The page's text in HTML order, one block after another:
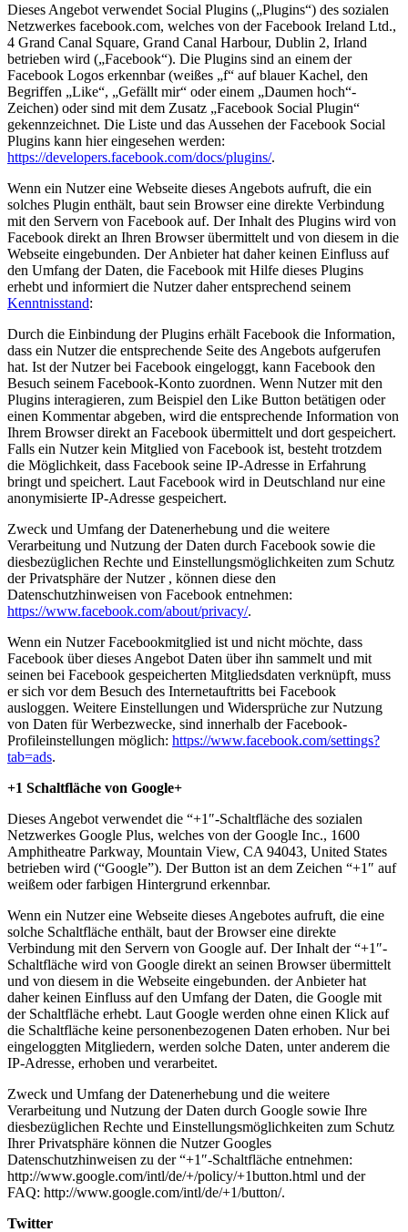
Dieses Angebot verwendet Social Plugins („Plugins“) des sozialen
Netzwerkes facebook.com, welches von der Facebook Ireland Ltd.,
4 Grand Canal Square, Grand Canal Harbour, Dublin 2, Irland
betrieben wird („Facebook“). Die Plugins sind an einem der
Facebook Logos erkennbar (weißes „f“ auf blauer Kachel, den
Begriffen „Like“, „Gefällt mir“ oder einem „Daumen hoch“-
Zeichen) oder sind mit dem Zusatz „Facebook Social Plugin“
gekennzeichnet. Die Liste und das Aussehen der Facebook Social
Plugins kann hier eingesehen werden:
https://developers.facebook.com/docs/plugins/.
Wenn ein Nutzer eine Webseite dieses Angebots aufruft, die ein
solches Plugin enthält, baut sein Browser eine direkte Verbindung
mit den Servern von Facebook auf. Der Inhalt des Plugins wird von
Facebook direkt an Ihren Browser übermittelt und von diesem in die
Webseite eingebunden. Der Anbieter hat daher keinen Einfluss auf
den Umfang der Daten, die Facebook mit Hilfe dieses Plugins
erhebt und informiert die Nutzer daher entsprechend seinem
Kenntnisstand:
Durch die Einbindung der Plugins erhält Facebook die Information,
dass ein Nutzer die entsprechende Seite des Angebots aufgerufen
hat. Ist der Nutzer bei Facebook eingeloggt, kann Facebook den
Besuch seinem Facebook-Konto zuordnen. Wenn Nutzer mit den
Plugins interagieren, zum Beispiel den Like Button betätigen oder
einen Kommentar abgeben, wird die entsprechende Information von
Ihrem Browser direkt an Facebook übermittelt und dort gespeichert.
Falls ein Nutzer kein Mitglied von Facebook ist, besteht trotzdem
die Möglichkeit, dass Facebook seine IP-Adresse in Erfahrung
bringt und speichert. Laut Facebook wird in Deutschland nur eine
anonymisierte IP-Adresse gespeichert.
Zweck und Umfang der Datenerhebung und die weitere
Verarbeitung und Nutzung der Daten durch Facebook sowie die
diesbezüglichen Rechte und Einstellungsmöglichkeiten zum Schutz
der Privatsphäre der Nutzer , können diese den
Datenschutzhinweisen von Facebook entnehmen:
https://www.facebook.com/about/privacy/.
Wenn ein Nutzer Facebookmitglied ist und nicht möchte, dass
Facebook über dieses Angebot Daten über ihn sammelt und mit
seinen bei Facebook gespeicherten Mitgliedsdaten verknüpft, muss
er sich vor dem Besuch des Internetauftritts bei Facebook
ausloggen. Weitere Einstellungen und Widersprüche zur Nutzung
von Daten für Werbezwecke, sind innerhalb der Facebook-
Profileinstellungen möglich: https://www.facebook.com/settings?
tab=ads.
+1 Schaltfläche von Google+
Dieses Angebot verwendet die “+1″-Schaltfläche des sozialen
Netzwerkes Google Plus, welches von der Google Inc., 1600
Amphitheatre Parkway, Mountain View, CA 94043, United States
betrieben wird (“Google”). Der Button ist an dem Zeichen “+1″ auf
weißem oder farbigen Hintergrund erkennbar.
Wenn ein Nutzer eine Webseite dieses Angebotes aufruft, die eine
solche Schaltfläche enthält, baut der Browser eine direkte
Verbindung mit den Servern von Google auf. Der Inhalt der “+1″-
Schaltfläche wird von Google direkt an seinen Browser übermittelt
und von diesem in die Webseite eingebunden. der Anbieter hat
daher keinen Einfluss auf den Umfang der Daten, die Google mit
der Schaltfläche erhebt. Laut Google werden ohne einen Klick auf
die Schaltfläche keine personenbezogenen Daten erhoben. Nur bei
eingeloggten Mitgliedern, werden solche Daten, unter anderem die
IP-Adresse, erhoben und verarbeitet.
Zweck und Umfang der Datenerhebung und die weitere
Verarbeitung und Nutzung der Daten durch Google sowie Ihre
diesbezüglichen Rechte und Einstellungsmöglichkeiten zum Schutz
Ihrer Privatsphäre können die Nutzer Googles
Datenschutzhinweisen zu der “+1″-Schaltfläche entnehmen:
http://www.google.com/intl/de/+/policy/+1button.html und der
FAQ: http://www.google.com/intl/de/+1/button/.
Twitter